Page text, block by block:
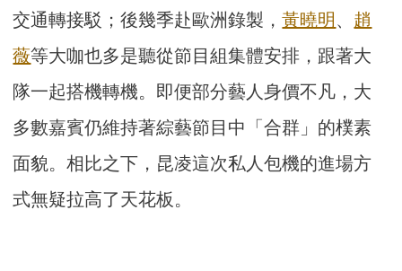
交通轉接駁；後幾季赴歐洲錄製，黃曉明 、 趙
薇等大咖也多是聽從節目組集體安排，跟著大
隊一起搭機轉機。即便部分藝人身價不凡，大
多數嘉賓仍維持著綜藝節目中「合群」的樸素
面貌。相比之下，昆凌這次私人包機的進場方
式無疑拉高了天花板。